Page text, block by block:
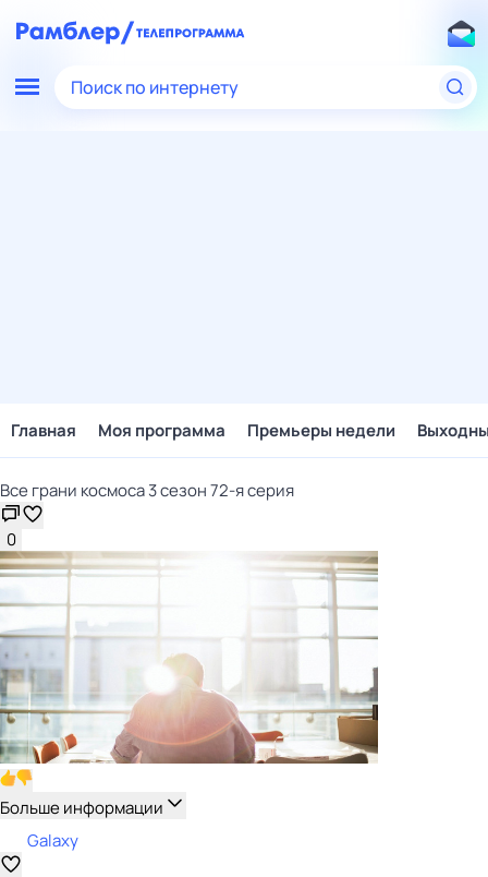
Поиск по интернету
Главная Моя программа Премьеры недели
Все грани космоса 3 сезон 72-я серия
0
Больше информации
Galaxy